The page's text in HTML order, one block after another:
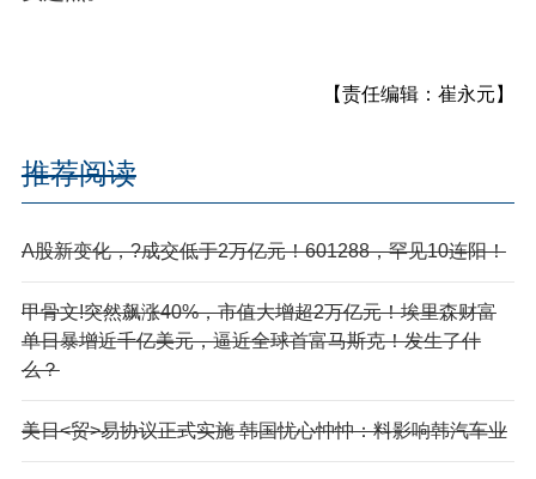
【责任编辑：崔永元】
推荐阅读
A股新变化，?成交低于2万亿元！601288，罕见10连阳！
甲骨文!突然飙涨40%，市值大增超2万亿元！埃里森财富
单日暴增近千亿美元，逼近全球首富马斯克！发生了什
么？
美日<贸>易协议正式实施 韩国忧心忡忡：料影响韩汽车业